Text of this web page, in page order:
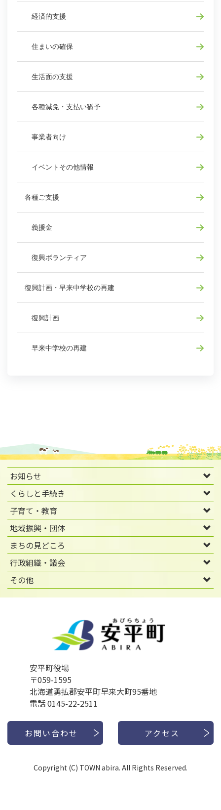
経済的支援
住まいの確保
生活面の支援
各種減免・支払い猶予
事業者向け
イベントその他情報
各種ご支援
義援金
復興ボランティア
復興計画・早来中学校の再建
復興計画
早来中学校の再建
お知らせ
くらしと手続き
子育て・教育
地域振興・団体
まちの見どころ
行政組織・議会
その他
安平町役場
〒059-1595
北海道勇払郡安平町早来大町95番地
電話 0145-22-2511
お問い合わせ アクセス
Copyright (C) TOWN abira. All Rights Reserved.